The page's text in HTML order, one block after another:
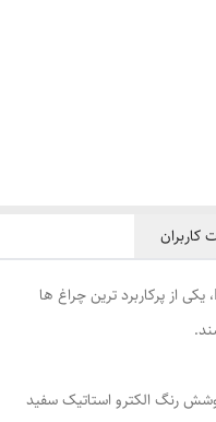
کاربران
چراغ آروشا روکار 30×30 با ساختار Back-lit، یکی از پرکاربرد ترین چراغ ها
رنگ الکترو استاتیک سفید